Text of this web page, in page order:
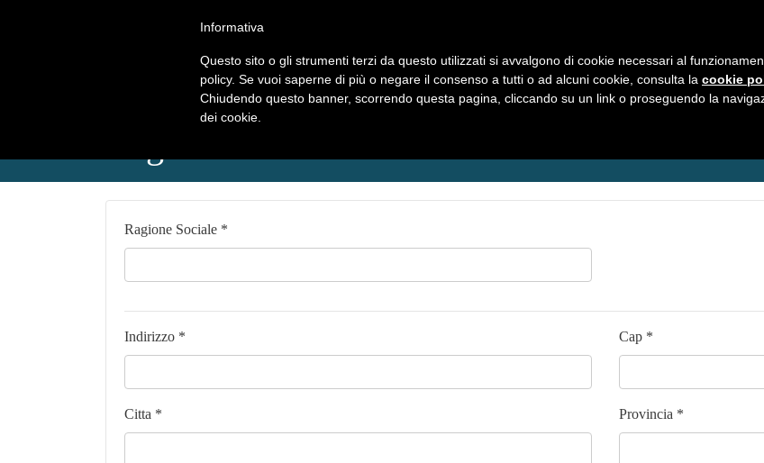
Ragione Sociale *
Indirizzo * Cap *
Citta * Provincia *
Informativa
Questo sito o gli strumenti terzi da questo utilizzati si avvalgono di cookie necessari al
policy. Se vuoi saperne di più o negare il consenso a tutti o ad alcuni cookie, consulta la cookie
Chiudendo questo banner, scorrendo questa pagina, cliccando su un link o proseguendo la
dei cookie.